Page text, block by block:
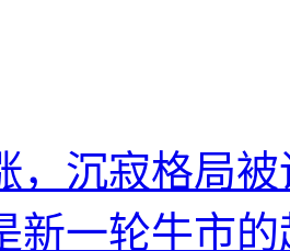
，沉寂格局
新一轮牛市